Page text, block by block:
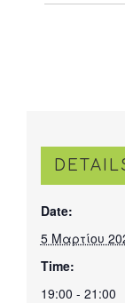
Date:
5 Μαρτίου
Time:
19:00 - 21:00